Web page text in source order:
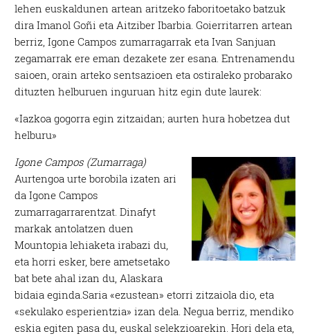
lehen euskaldunen artean aritzeko faboritoetako batzuk
dira Imanol Goñi eta Aitziber Ibarbia. Goierritarren artean
berriz, Igone Campos zumarragarrak eta Ivan Sanjuan
zegamarrak ere eman dezakete zer esana. Entrenamendu
saioen, orain arteko sentsazioen eta ostiraleko probarako
dituzten helburuen inguruan hitz egin dute laurek:
«Iazkoa gogorra egin zitzaidan; aurten hura hobetzea dut
helburu»
Igone Campos (Zumarraga)
Aurtengoa urte borobila izaten ari
da Igone Campos
zumarragarrarentzat. Dinafyt
markak antolatzen duen
Mountopia lehiaketa irabazi du,
eta horri esker, bere ametsetako
bat bete ahal izan du, Alaskara
bidaia eginda.Saria «ezustean» etorri zitzaiola dio, eta
«sekulako esperientzia» izan dela. Negua berriz, mendiko
eskia egiten pasa du, euskal selekzioarekin. Hori dela eta,